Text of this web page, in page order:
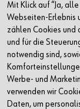
+49 7940
Mit Klick auf “Ja,
Webseiten-Erlebnis
zählen Cookies und
und für die
notwendig sind,
Werbe- und
verwenden wir
Daten, um